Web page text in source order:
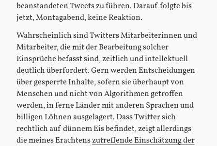
beanstandeten Tweets zu führen. Darauf folgte bis
jetzt, Montagabend, keine Reaktion.
Wahrscheinlich sind Twitters Mitarbeiterinnen und
Mitarbeiter, die mit der Bearbeitung solcher
Einsprüche befasst sind, zeitlich und intellektuell
deutlich überfordert. Gern werden Entscheidungen
über gesperrte Inhalte, sofern sie überhaupt von
Menschen und nicht von Algorithmen getroffen
werden, in ferne Länder mit anderen Sprachen und
billigen Löhnen ausgelagert. Dass Twitter sich
rechtlich auf dünnem Eis befindet, zeigt allerdings
die meines Erachtenszutreffende Einschätzung der